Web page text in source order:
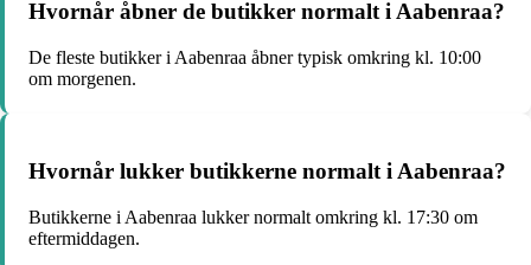
Hvornår åbner de butikker normalt i Aabenraa?
De fleste butikker i Aabenraa åbner typisk omkring kl. 10:00
om morgenen.
Hvornår lukker butikkerne normalt i Aabenraa?
Butikkerne i Aabenraa lukker normalt omkring kl. 17:30 om
eftermiddagen.